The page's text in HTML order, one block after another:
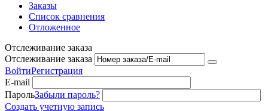
Заказы
Список сравнения
Отложенное
Отслеживание заказа
Отслеживание заказа
ВойтиРегистрация
E-mail
ПарольЗабыли пароль?
Создать учетную запись